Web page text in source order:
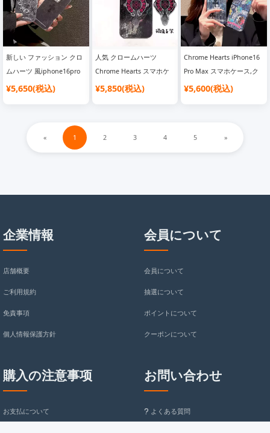
新しい ファッション クロ
ムハーツ 風iphone16pro
ケース 芸能人 Chrome
¥5,650(税込)
人気 クロームハーツ
Chrome Hearts スマホケ
ース
¥5,850(税込)
Chrome Hearts iPhone16
Pro Max スマホケース,ク
ロームハーツ iPhone15
ス,ブルー iPhone ケース,
ファッション スマホケー
¥5,600(税込)
« 1 2 3 4 5 »
企業情報
店舗概要
ご利用規約
免責事項
個人情報保護方針
会員について
会員について
抽選について
ポイントについて
クーポンについて
購入の注意事项
お支払について
お問い合わせ
よくある質問